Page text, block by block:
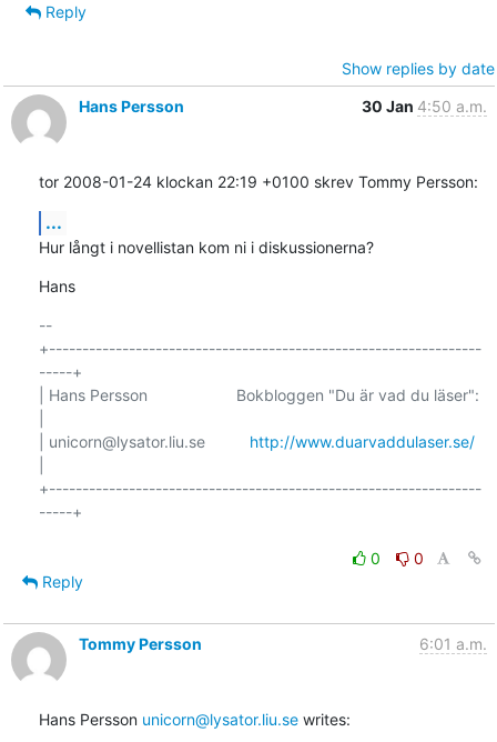
Reply
Show replies by date
Hans Persson
30 Jan 4:50 a.m.
tor 2008-01-24 klockan 22:19 +0100 skrev Tommy Persson:
...
Hur långt i novellistan kom ni i diskussionerna?
Hans
--
+-----------------------------------------------------------------
-----+
| Hans Persson                    Bokbloggen "Du är vad du läser":
| unicorn@lysator.liu.se http://www.duarvaddulaser.se/
+-----------------------------------------------------------------
-----+
0
0
Reply
Tommy Persson 6:01 a.m.
Hans Persson unicorn@lysator.liu.se writes: